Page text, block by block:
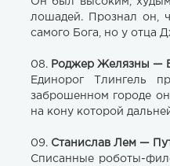
лошадей. Прознал он,
самого Бога, но у отца
08. Роджер Желязны —
Единорог Тлингель
заброшенном городе
на кону которой
09. Станислав Лем —
Списанные роботы-